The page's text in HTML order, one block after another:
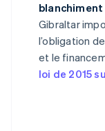
Gibraltar
l’obligation
et le
loi de 2015